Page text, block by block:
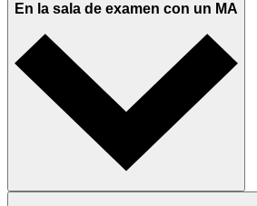
En la sala de examen con un MA